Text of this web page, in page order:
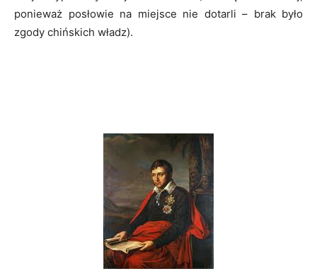
ponieważ posłowie na miejsce nie dotarli – brak było
zgody chińskich władz).